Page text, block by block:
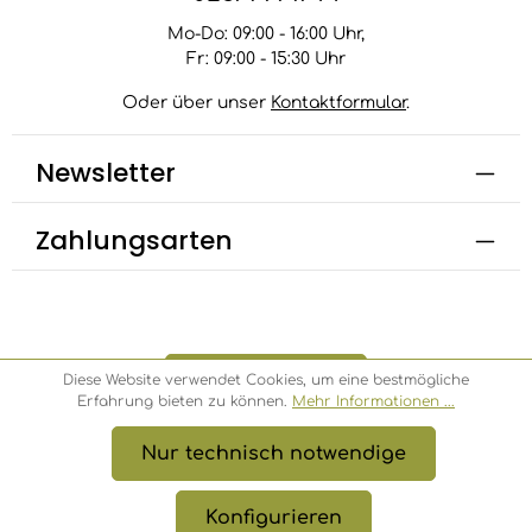
Mo-Do: 09:00 - 16:00 Uhr,
Fr: 09:00 - 15:30 Uhr
Oder über unser Kontaktformular.
Newsletter
Zahlungsarten
Bestellung widerrufen
© 2026 Bambusbörse
* Alle Preise inkl. gesetzl. Mehrwertsteuer zzgl.
Versandkosten, wenn nicht anders angegeben.
Diese Website verwendet Cookies, um eine bestmögliche
Erfahrung bieten zu können. Mehr Informationen ...
Nur technisch notwendige
Konfigurieren